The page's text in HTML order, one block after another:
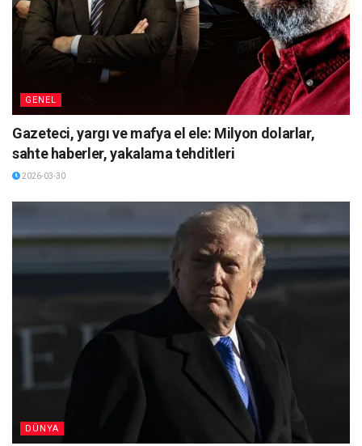
GENEL
Gazeteci, yargı ve mafya el ele: Milyon dolarlar,
sahte haberler, yakalama tehditleri
2026-03-30
DÜNYA